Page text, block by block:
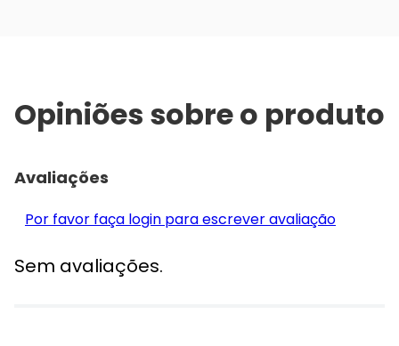
Opiniões sobre o produto
Avaliações
Por favor faça login para escrever avaliação
Sem avaliações.